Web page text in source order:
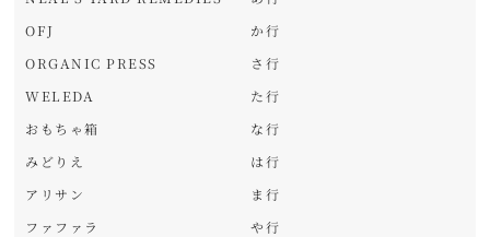
OFJ
ORGANIC PRESS
WELEDA
おもちゃ箱
みどりえ
アリサン
ファファラ
か行
さ行
た行
な行
は行
ま行
や行